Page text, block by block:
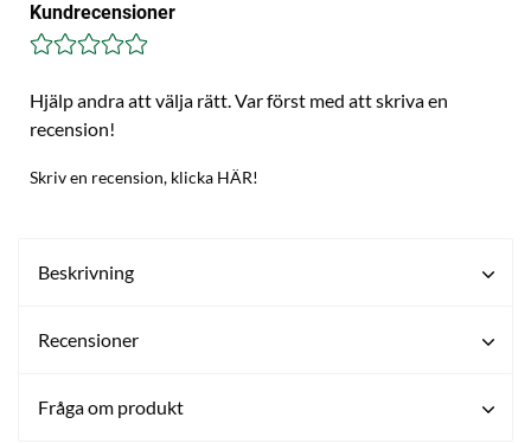
Kundrecensioner
Hjälp andra att välja rätt. Var först med att skriva en
recension!
Skriv en recension, klicka HÄR!
Beskrivning
Recensioner
Fråga om produkt